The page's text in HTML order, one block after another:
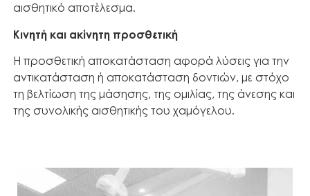
αισθητικό αποτέλεσμα.
Κινητή και ακίνητη προσθετική
Η προσθετική αποκατάσταση αφορά λύσεις για την
αντικατάσταση ή αποκατάσταση δοντιών, με στόχο
τη βελτίωση της μάσησης, της ομιλίας, της άνεσης και
της συνολικής αισθητικής του χαμόγελου.